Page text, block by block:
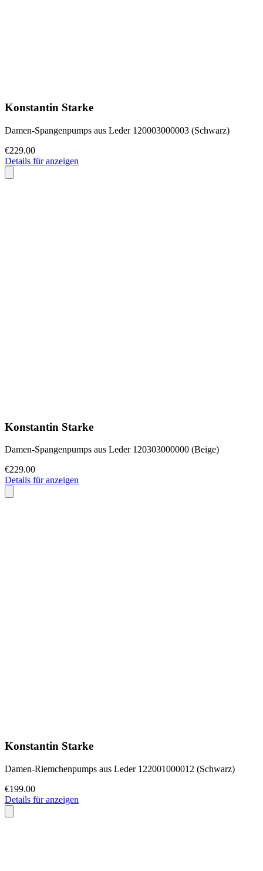
Konstantin Starke
Damen-Spangenpumps aus Leder 120003000003 (Schwarz)
€229.00
Details für anzeigen
Konstantin Starke
Damen-Spangenpumps aus Leder 120303000000 (Beige)
€229.00
Details für anzeigen
Konstantin Starke
Damen-Riemchenpumps aus Leder 122001000012 (Schwarz)
€199.00
Details für anzeigen